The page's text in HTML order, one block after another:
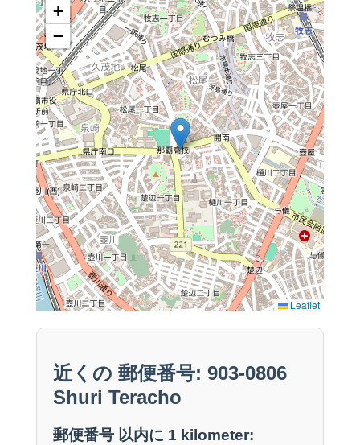
+
−
Leaflet
近くの 郵便番号: 903-0806
Shuri Teracho
郵便番号 以内に 1 kilometer: